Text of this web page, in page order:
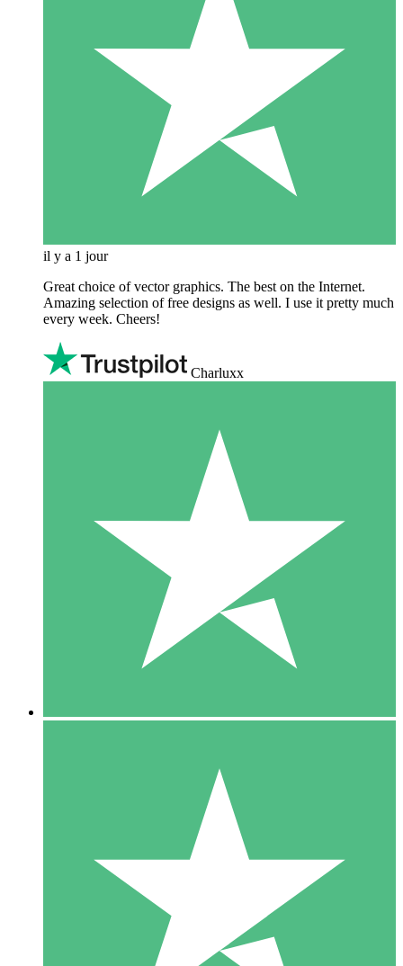
il y a 1 jour
Great choice of vector graphics. The best on the Internet.
Amazing selection of free designs as well. I use it pretty much
every week. Cheers!
Charluxx